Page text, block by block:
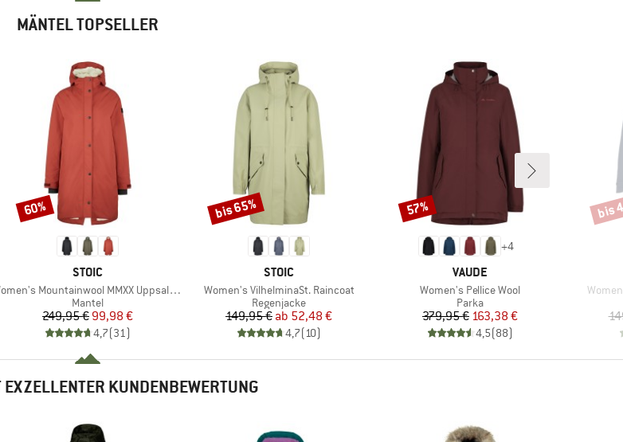
MÄNTEL TOPSELLER
MARKE
STOIC
Mountainwool MMXX UppsalaSt. Oversized Coa
Produktgruppe
Mantel
Preis
249,95 €reduzierter Preis
99,98 €
4,7(31)
Rabatt
60%
MARKE
STOIC
Artikel
Women's VilhelminaSt. Raincoat
Produktgruppe
Regenjacke
Preis
149,95 € reduzierter Preis
ab 52,48 €
4,7(10)
Rabatt
bis 65%
+4
MARKE
VAUDE
Artikel
Women's Pellice Wool
Produktgruppe
Parka
Preis
379,95 €reduzierter Preis
163,38 €
4,5(88)
Rabatt
57%
Artikel
bis
EXZELLENTER KUNDENBEWERTUNG